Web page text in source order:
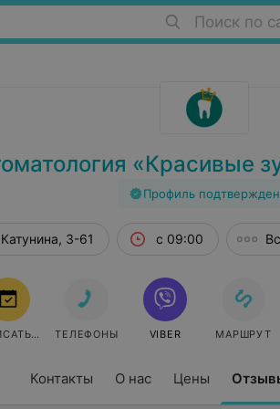
Поиск по
«Красивые
Профиль подтвержден
Контакты О нас Цены
3-61 с 09:00
ЗАПИСАТЬСЯ ТЕЛЕФОНЫ VIBER МАРШРУТ